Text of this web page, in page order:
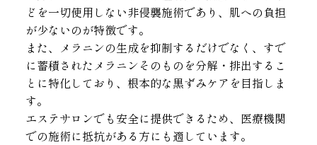
どを一切使用しない非侵襲施術であり、肌への負担
が少ないのが特徴です。
また、メラニンの生成を抑制するだけでなく、すで
に蓄積されたメラニンそのものを分解・排出するこ
とに特化しており、根本的な黒ずみケアを目指しま
す。
エステサロンでも安全に提供できるため、医療機関
での施術に抵抗がある方にも適しています。